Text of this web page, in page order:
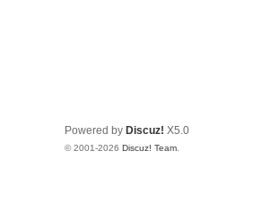
Powered by Discuz! X5.0
© 2001-2026 Discuz! Team